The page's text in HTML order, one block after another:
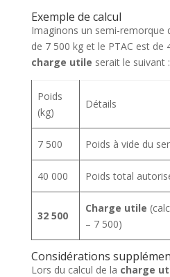
Exemple de calcul
Imaginons un semi-remorque
de 7 500 kg et le PTAC est de
charge utile serait le suivant :
Poids
(kg)
Détails
7 500 Poids à vide du
40 000 Poids total
32 500
Charge utile
– 7 500)
Considérations
Lors du calcul de la charge